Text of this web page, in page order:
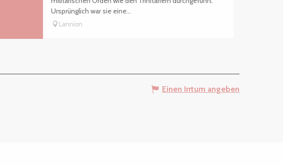
Ursprünglich war sie eine...
Lannion
Einen Irrtum angeben